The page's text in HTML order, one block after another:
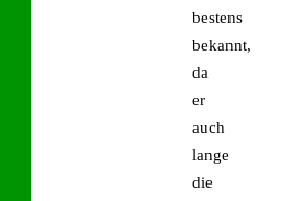
bestens
bekannt,
da
er
auch
lange
die